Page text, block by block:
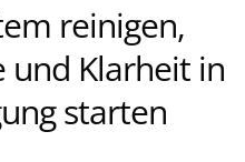
reinigen,
und Klarheit in
starten